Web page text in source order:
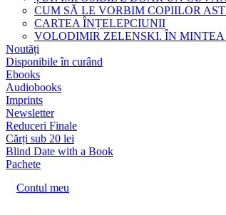
CUM SĂ LE VORBIM COPIILOR
CARTEA ÎNȚELEPCIUNII
VOLODIMIR ZELENSKI. ÎN
Noutăți
Disponibile în curând
Ebooks
Audiobooks
Imprints
Newsletter
Reduceri Finale
Cărți sub 20 lei
Blind Date with a Book
Pachete
Contul meu